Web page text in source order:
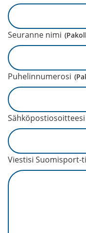
Seuranne nimi
Puhelinnumerosi
Sähköpostiosoitteesi
Viestisi Suomisport-